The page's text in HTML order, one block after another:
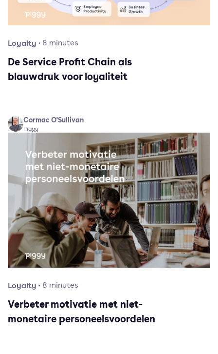
Loyalty · 8 minutes
De Service Profit Chain als
blauwdruk voor loyaliteit
Cormac O'Sullivan
Piggy
Loyalty · 8 minutes
Verbeter motivatie met niet-
monetaire personeelsvoordelen